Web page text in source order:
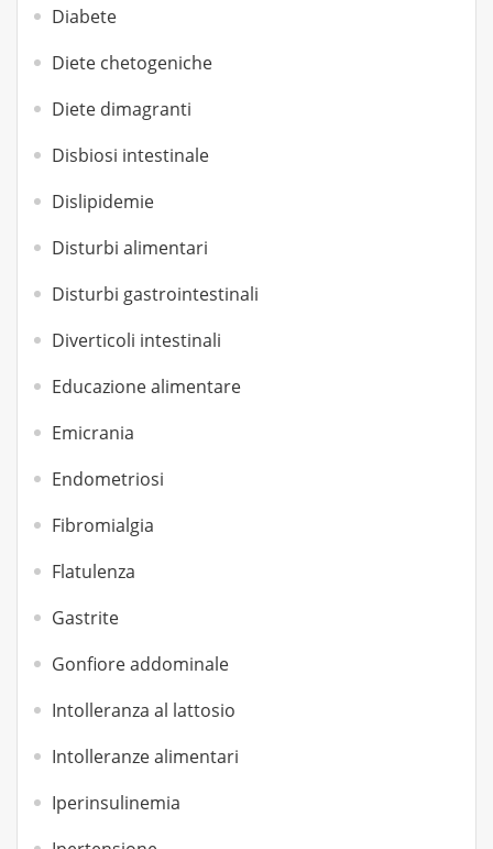
Diabete
Diete chetogeniche
Diete dimagranti
Disbiosi intestinale
Dislipidemie
Disturbi alimentari
Disturbi gastrointestinali
Diverticoli intestinali
Educazione alimentare
Emicrania
Endometriosi
Fibromialgia
Flatulenza
Gastrite
Gonfiore addominale
Intolleranza al lattosio
Intolleranze alimentari
Iperinsulinemia